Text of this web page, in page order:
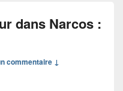
dans Narcos :
commentaire ↓